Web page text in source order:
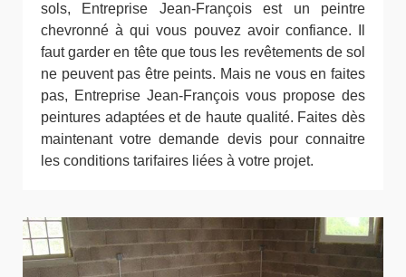
sols, Entreprise Jean-François est un peintre
chevronné à qui vous pouvez avoir confiance. Il
faut garder en tête que tous les revêtements de sol
ne peuvent pas être peints. Mais ne vous en faites
pas, Entreprise Jean-François vous propose des
peintures adaptées et de haute qualité. Faites dès
maintenant votre demande devis pour connaitre
les conditions tarifaires liées à votre projet.